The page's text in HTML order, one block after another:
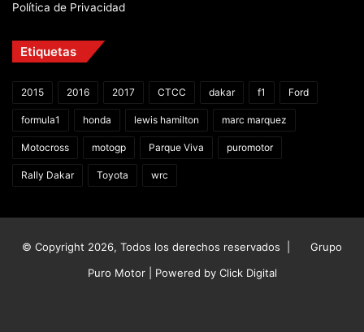
Política de Privacidad
Etiquetas
2015 2016 2017 CTCC dakar f1 Ford
formula1 honda lewis hamilton marc marquez
Motocross motogp Parque Viva puromotor
Rally Dakar Toyota wrc
© Copyright 2026, Todos los derechos reservados |
Grupo
Puro Motor | Powered by Click Digital